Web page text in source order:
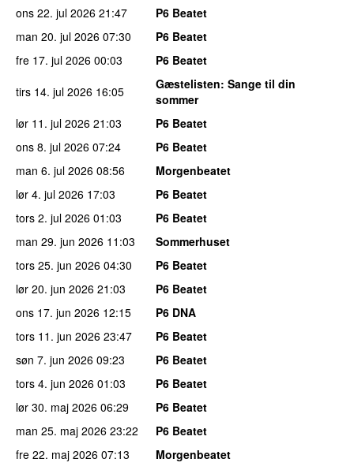
ons 22. jul 2026 21:47
P6 Beatet
man 20. jul 2026 07:30
P6 Beatet
fre 17. jul 2026 00:03
P6 Beatet
tirs 14. jul 2026 16:05 Gæstelisten: Sange til din
sommer
lør 11. jul 2026 21:03
P6 Beatet
ons 8. jul 2026 07:24
P6 Beatet
man 6. jul 2026 08:56
Morgenbeatet
lør 4. jul 2026 17:03
P6 Beatet
tors 2. jul 2026 01:03
P6 Beatet
man 29. jun 2026 11:03
Sommerhuset
tors 25. jun 2026 04:30
P6 Beatet
lør 20. jun 2026 21:03
P6 Beatet
ons 17. jun 2026 12:15
P6 DNA
tors 11. jun 2026 23:47
P6 Beatet
søn 7. jun 2026 09:23
P6 Beatet
tors 4. jun 2026 01:03
P6 Beatet
lør 30. maj 2026 06:29
P6 Beatet
man 25. maj 2026 23:22
P6 Beatet
fre 22. maj 2026 07:13
Morgenbeatet